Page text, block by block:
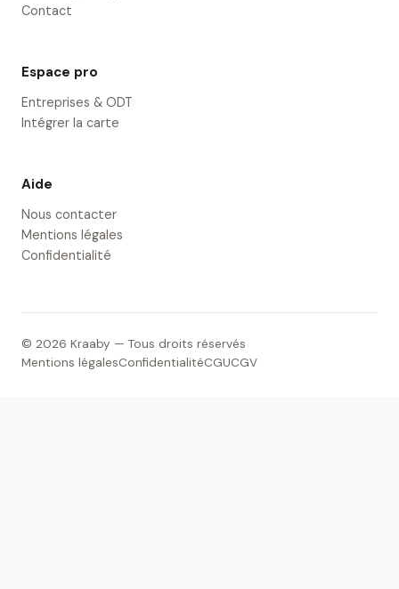
Contact
Espace pro
Entreprises & ODT
Intégrer la carte
Aide
Nous contacter
Mentions légales
Confidentialité
© 2026 Kraaby — Tous droits réservés
Mentions légalesConfidentialitéCGUCGV